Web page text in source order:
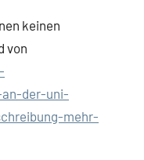
keinen
von
der-uni-
mehr-